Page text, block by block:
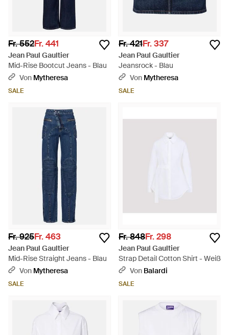
Fr. 552Fr. 441
Jean Paul Gaultier
Mid-Rise Bootcut Jeans - Blau
Von Mytheresa
SALE
Fr. 421Fr. 337
Jean Paul Gaultier
Jeansrock - Blau
Von Mytheresa
SALE
Fr. 925Fr. 463
Jean Paul Gaultier
Mid-Rise Straight Jeans - Blau
Von Mytheresa
SALE
Fr. 848Fr. 298
Jean Paul Gaultier
Strap Detail Cotton Shirt - Weiß
Von Balardi
SALE